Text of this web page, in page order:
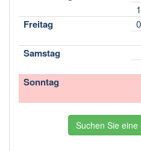
Freitag
Samstag
Sonntag
Suchen Sie eine